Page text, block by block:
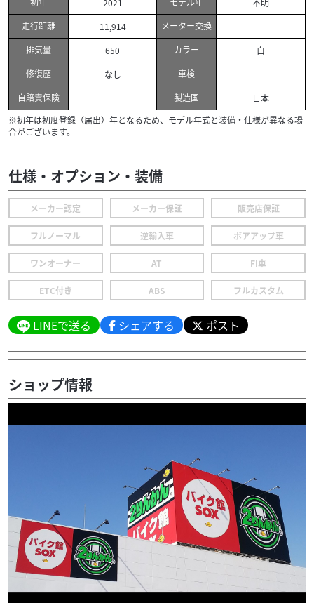
走行距離
11,914
メーター交換
排気量
650 カラー
白
修復歴
なし
車検
自賠責保険
製造国
日本
※初年は初度登録（届出）年となるため、モデル年式と装備・仕様が異なる場
合がございます。
仕様・オプション・装備
メーカー認定 メーカー保証 販売店保証
フルノーマル 逆輸入車 ボアアップ車
ワンオーナー AT FI車
ETC付き ABS フルカスタム
LINEで送る シェアする ポスト
ショップ情報